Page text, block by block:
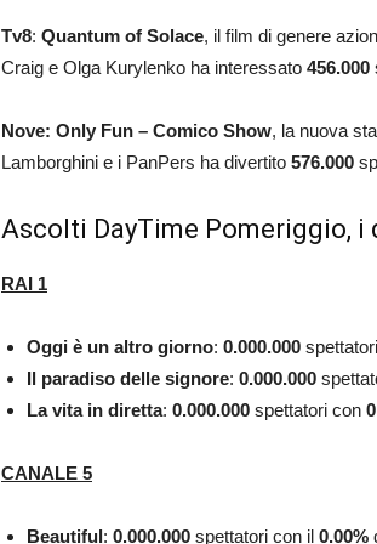
Tv8: Quantum of Solace, il film di genere
Craig e Olga Kurylenko ha interessato 456.000
Nove: Only Fun – Comico Show, la nuova
Lamborghini e i PanPers ha divertito 576.000
Ascolti DayTime Pomeriggio, i
RAI 1
Oggi è un altro giorno: 0.000.000
Il paradiso delle signore: 0.000.000
La vita in diretta: 0.000.000 spettatori con
CANALE 5
Beautiful: 0.000.000 spettatori con il 0.00%